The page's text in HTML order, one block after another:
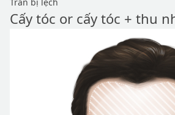
Cấy tóc or cấy tóc + thu